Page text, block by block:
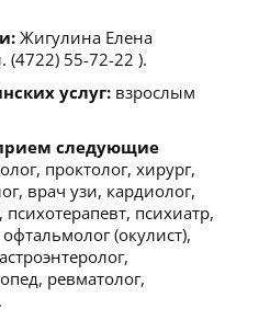
Жигулина Елена
(4722) 55-72-22 ).
услуг: взрослым
следующие
проктолог, хирург,
врач узи, кардиолог,
психотерапевт, психиатр,
(окулист),
ревматолог,